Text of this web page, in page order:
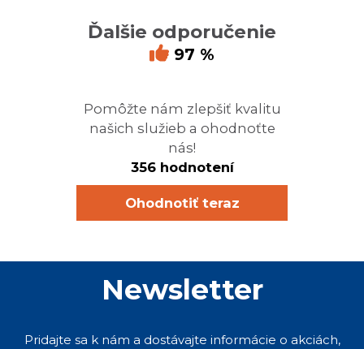
Ďalšie odporučenie
97 %
Pomôžte nám zlepšiť kvalitu
našich služieb a ohodnoťte
nás!
356 hodnotení
Ohodnotiť teraz
Newsletter
Pridajte sa k nám a dostávajte informácie o akciách,